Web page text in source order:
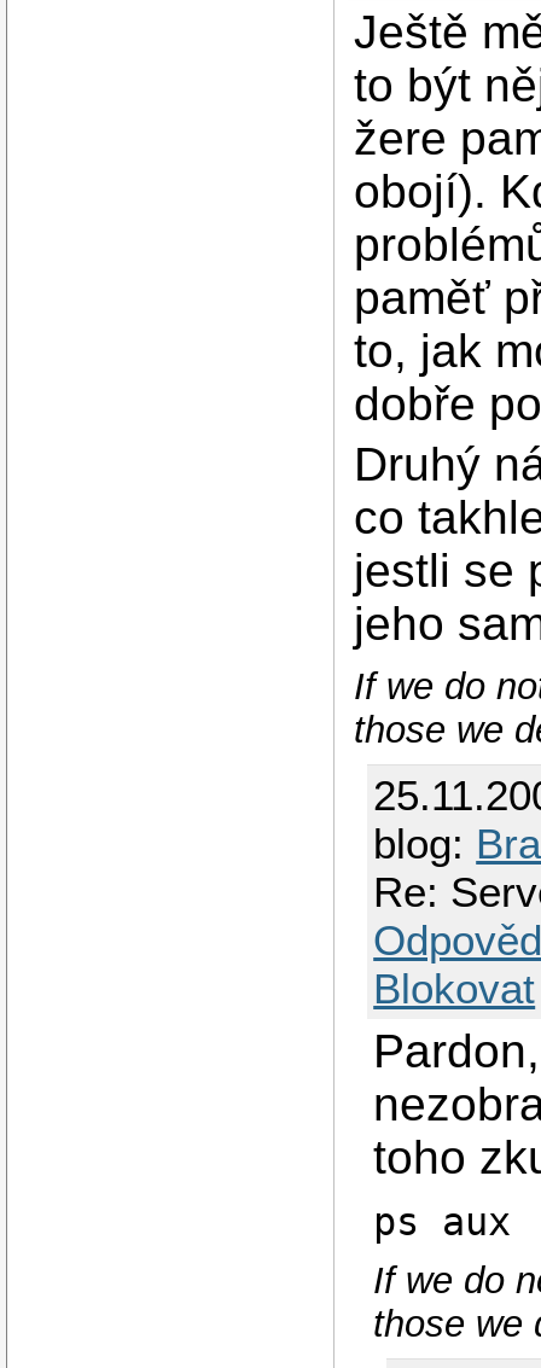
Ještě
to být
žere
obojí).
paměť
to, jak
dobře
Druhý
co
jestli se
jeho
If we do
those we
blog:
Re:
Blokovat
toho
ps aux
If we do
those we